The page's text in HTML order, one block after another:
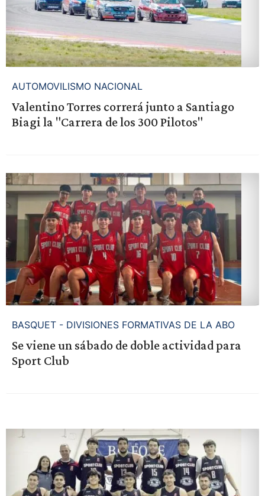
AUTOMOVILISMO NACIONAL
Valentino Torres correrá junto a Santiago
Biagi la "Carrera de los 300 Pilotos"
BASQUET - DIVISIONES FORMATIVAS DE LA ABO
Se viene un sábado de doble actividad para
Sport Club